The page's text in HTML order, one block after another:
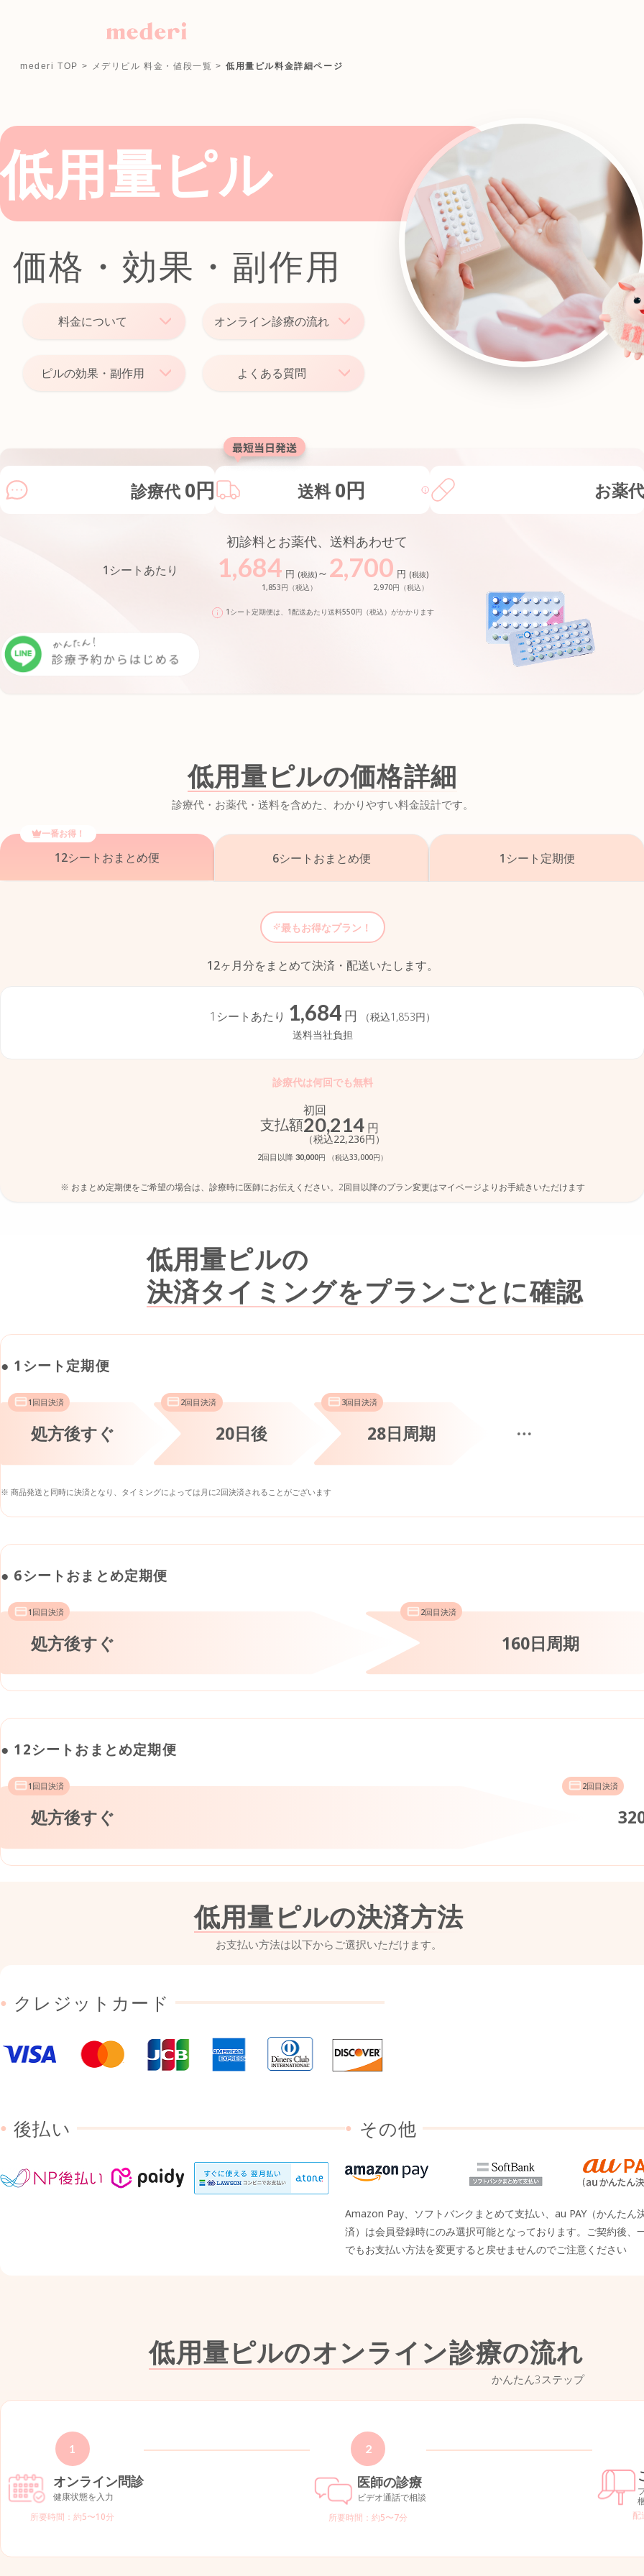
mederi TOP > メデリピル 料金・値段一覧 > 低用量ピル料金詳細ページ
低用量ピル
価格・効果 ・ 副作用
料金について オンライン診療の流れ
ピルの効果・副作用 よくある質問
診療代 0円 送料0円 お薬代
初診料とお薬代、送料あわせて
1シートあたり 1,684 円 (税抜)
1,853円（税込）
～ 2,700 円 (税抜)
2,970円（税込）
1シート定期便は、1配送あたり送料550円（税込）がかかります
低用量ピルの価格詳細
診療代・お薬代・送料を含めた、 わかりやすい料金設計です。
12シート おまとめ便
一番お得！
6シート おまとめ便 1シート 定期便
最もお得なプラン！
12ヶ月分をまとめて決済・配送いたします。
1シートあたり 1,684 円
（税込1,853円）
送料当社負担
診療代は何回でも無料
支払額
初回
20,214 円
（税込22,236円）
2回目以降 30,000円 （税込33,000円）
※ おまとめ定期便をご希望の場合は、診療時に医師にお伝えください。2回目以降のプラン変更はマイページよりお手続きいただけます
低用量ピルの
決済タイミングをプランごとに確認
● 1シート定期便
1回目決済
処方後すぐ
2回目決済
20日後
3回目決済
28日周期
※ 商品発送と同時に決済となり、タイミングによっては月に2回決済されることがございます
● 6シートおまとめ定期便
1回目決済
処方後すぐ
2回目決済
160日周期
● 12シートおまとめ定期便
1回目決済
処方後すぐ
2回目決済
低用量ピルの決済方法
お支払い方法は以下からご選択いただけます。
● クレジットカード
● 後払い ● その他
Amazon Pay、ソフトバンクまとめて支払い、au PAY（かんたん
済）は会員登録時にのみ選択可能となっております。ご契約後、
でもお支払い方法を変更すると戻せませんのでご注意ください
低用量ピルのオンライン診療の流れ
かんたん3ステップ
1
オンライン問診
健康状態を入力
所要時間：約5〜10分
2
医師の診療
ビデオ通話で相談
所要時間：約5〜7分
配